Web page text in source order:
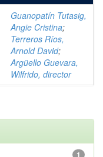
Guanopatín Tutasig,
Angie Cristina;
Terreros Ríos,
Arnold David;
Argüello Guevara,
Wilfrido, director
1